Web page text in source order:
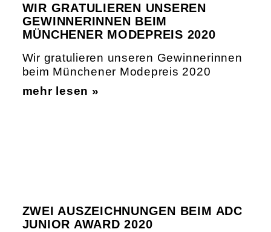
WIR GRATULIEREN UNSEREN
GEWINNERINNEN BEIM
MÜNCHENER MODEPREIS 2020
Wir gratulieren unseren Gewinnerinnen
beim Münchener Modepreis 2020
mehr lesen »
ZWEI AUSZEICHNUNGEN BEIM ADC
JUNIOR AWARD 2020